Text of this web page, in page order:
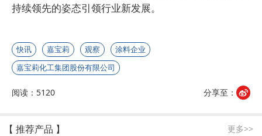
持续领先的姿态引领行业新发展。
快讯 嘉宝莉 观察
涂料企业
嘉宝莉化工集团股份有限公司
阅读：5120 分享至：
【 推荐产品 】 更多>>